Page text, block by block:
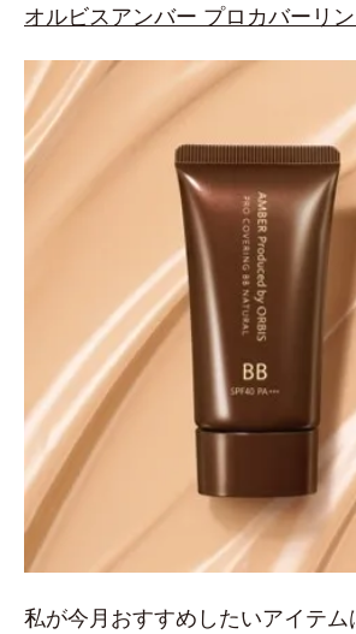
オルビスアンバー プロカバーリ
私が今月おすすめしたいアイテム